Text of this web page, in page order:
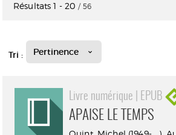
Résultats1 - 20 / 56
Tri : Pertinence
Livre numérique | EPUB
APAISE LE TEMPS